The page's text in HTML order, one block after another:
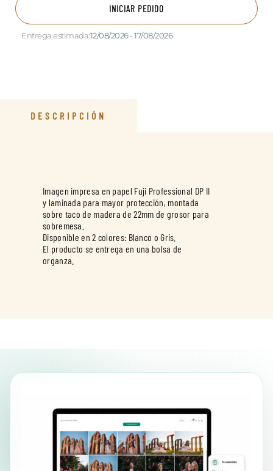
INICIAR PEDIDO
Entrega estimada:12/08/2026 - 17/08/2026
DESCRIPCIÓN
Imagen impresa en papel Fuji Professional DP II
y laminada para mayor protección, montada
sobre taco de madera de 22mm de grosor para
sobremesa.
Disponible en 2 colores: Blanco o Gris.
El producto se entrega en una bolsa de
organza.